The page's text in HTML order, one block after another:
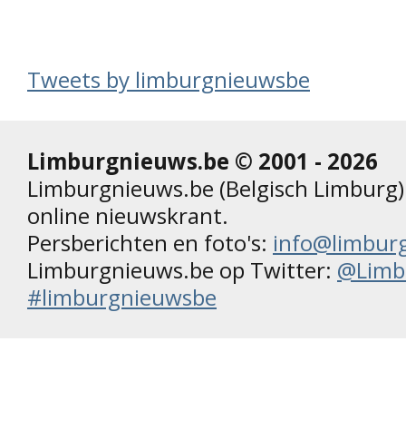
Tweets by limburgnieuwsbe
Limburgnieuws.be © 2001 - 2026
Limburgnieuws.be (Belgisch
online nieuwskrant.
Persberichten en foto's:
Limburgnieuws.be op Twitter:
#limburgnieuwsbe